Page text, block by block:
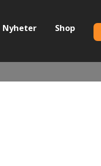
Nyheter Shop